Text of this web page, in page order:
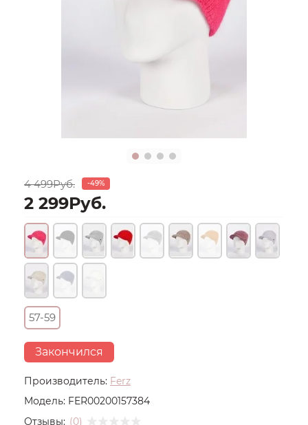
Производитель: Ferz
Модель: FER00200157384
Отзывы: (0)
4 499Руб. -49%
2 299Руб.
57-59
Закончился